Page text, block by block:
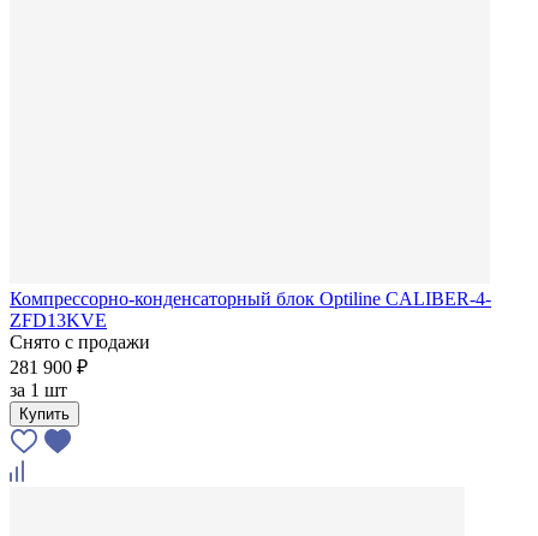
Компрессорно-конденсаторный блок Optiline CALIBER-4-
ZFD13KVE
Снято с продажи
281 900 ₽
за 1 шт
Купить